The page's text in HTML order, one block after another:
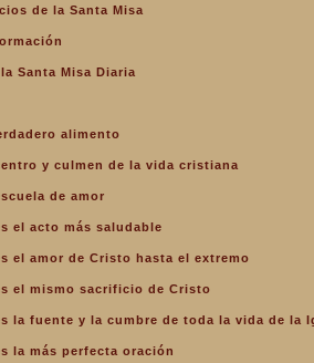
y raíz
amor
lo
Iglesia
mismo
la vida
de la Santa Misa
Santa Misa Diaria
alimento
y culmen de la vida cristiana
de amor
el acto más saludable
el amor de Cristo hasta el extremo
el mismo sacrificio de Cristo
la fuente y la cumbre de toda la vida de la
la más perfecta oración